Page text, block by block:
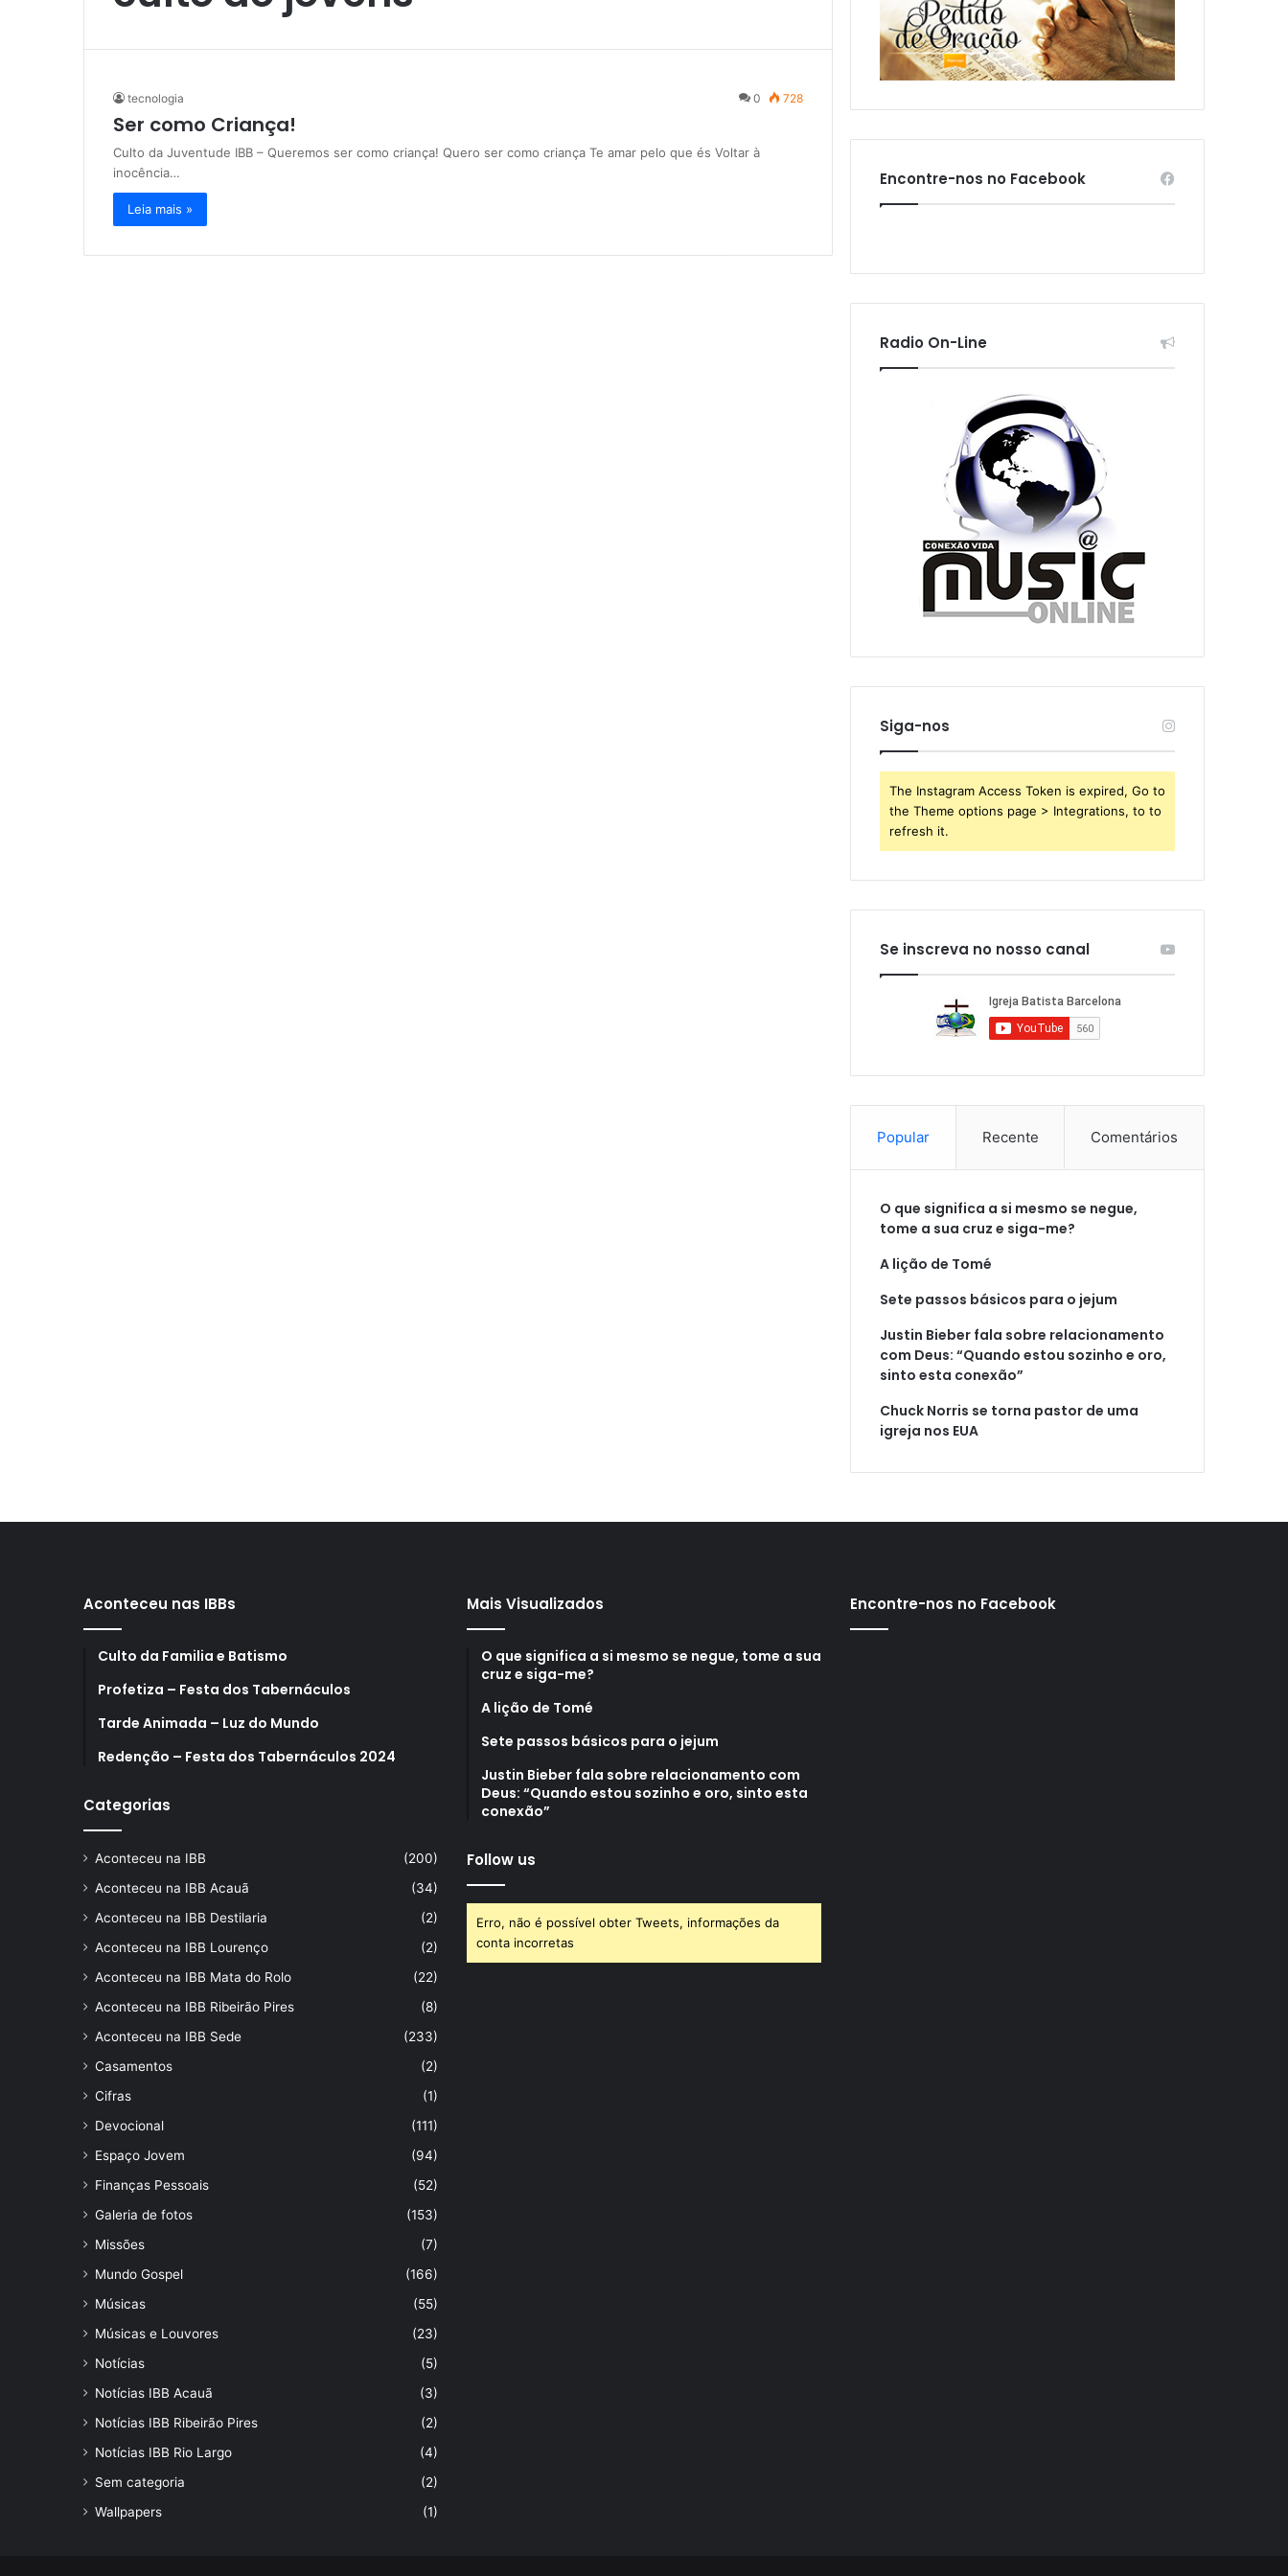
tecnologia 0 728
Ser como Criança!
Culto da Juventude IBB – Queremos ser como criança! Quero ser como criança Te amar pelo que és Voltar à
inocência…
Leia mais »
Encontre-nos no Facebook
Radio On-Line
Siga-nos
The Instagram Access Token is expired, Go to
the Theme options page > Integrations, to to
refresh it.
Se inscreva no nosso canal
Popular Recente Comentários
O que significa a si mesmo se negue,
tome a sua cruz e siga-me?
A lição de Tomé
Sete passos básicos para o jejum
Justin Bieber fala sobre relacionamento
com Deus: “Quando estou sozinho e oro,
sinto esta conexão”
Chuck Norris se torna pastor de uma
igreja nos EUA
Aconteceu nas IBBs
Culto da Familia e Batismo
Profetiza – Festa dos Tabernáculos
Tarde Animada – Luz do Mundo
Redenção – Festa dos Tabernáculos 2024
Categorias
Aconteceu na IBB
(200)
Aconteceu na IBB Acauã
(34)
Aconteceu na IBB Destilaria
(2)
Aconteceu na IBB Lourenço
(2)
Aconteceu na IBB Mata do Rolo
(22)
Aconteceu na IBB Ribeirão Pires
(8)
Aconteceu na IBB Sede
(233)
Casamentos
(2)
Cifras
(1)
Devocional
(111)
Espaço Jovem
(94)
Finanças Pessoais
(52)
Galeria de fotos
(153)
Missões
(7)
Mundo Gospel
(166)
Músicas
(55)
Músicas e Louvores
(23)
Notícias
(5)
Notícias IBB Acauã
(3)
Notícias IBB Ribeirão Pires
(2)
Notícias IBB Rio Largo
(4)
Sem categoria
(2)
Wallpapers
(1)
Mais Visualizados
O que significa a si mesmo se negue, tome a sua
cruz e siga-me?
A lição de Tomé
Sete passos básicos para o jejum
Justin Bieber fala sobre relacionamento com
Deus: “Quando estou sozinho e oro, sinto esta
conexão”
Follow us
Erro, não é possível obter Tweets, informações da
conta incorretas
Encontre-nos no Facebook